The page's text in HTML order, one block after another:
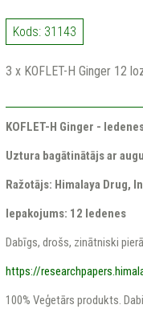
Kods: 31143
3 x KOFLET-H Ginger 12
KOFLET-H Ginger -
Uztura bagātinātājs ar
Ražotājs: Himalaya Drug,
Iepakojums: 12 ledenes
Dabīgs, drošs, zinātniski
https://
100% Veģetārs produkts.